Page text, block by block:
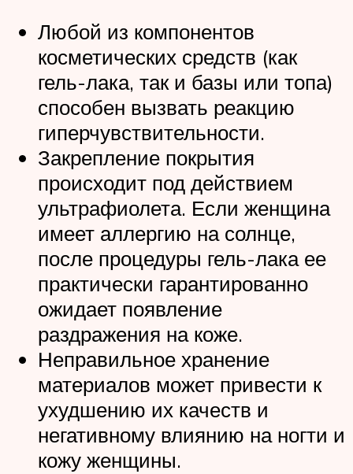
Любой из компонентов
косметических средств (как
гель-лака, так и базы или топа)
способен вызвать реакцию
гиперчувствительности.
Закрепление покрытия
происходит под действием
ультрафиолета. Если женщина
имеет аллергию на солнце,
после процедуры гель-лака ее
практически гарантированно
ожидает появление
раздражения на коже.
Неправильное хранение
материалов может привести к
ухудшению их качеств и
негативному влиянию на ногти и
кожу женщины.